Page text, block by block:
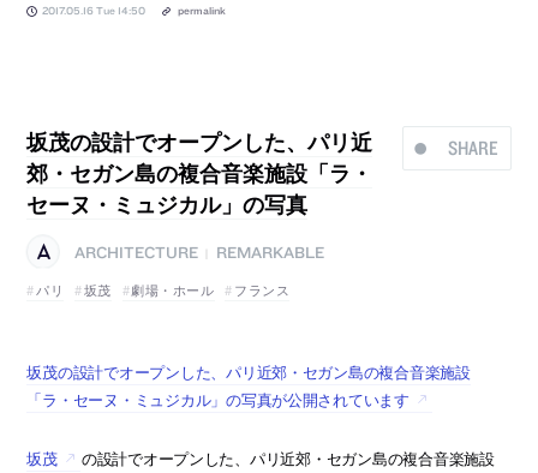
2017.05.16 Tue 14:50 permalink
SHARE
坂茂の設計でオープンした、パリ近
郊・セガン島の複合音楽施設「ラ・
セーヌ・ミュジカル」の写真
ARCHITECTURE
REMARKABLE
パリ
坂茂 劇場・ホール フランス
坂茂の設計でオープンした、パリ近郊・セガン島の複合音楽施設
「ラ・セーヌ・ミュジカル」の写真が公開されています
坂茂
の設計でオープンした、パリ近郊・セガン島の複合音楽施設